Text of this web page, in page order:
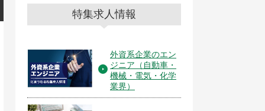
特集求人情報
外資系企業のエン
ジニア（自動車・
機械・電気・化学
業界）